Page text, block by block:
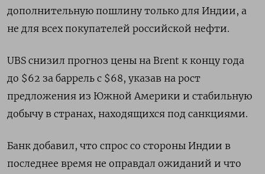
дополнительную пошлину только для Индии, а
не для всех покупателей российской нефти.
UBS снизил прогноз цены на Brent к концу года
до $62 за баррель с $68, указав на рост
предложения из Южной Америки и стабильную
добычу в странах, находящихся под санкциями.
Банк добавил, что спрос со стороны Индии в
последнее время не оправдал ожиданий и что